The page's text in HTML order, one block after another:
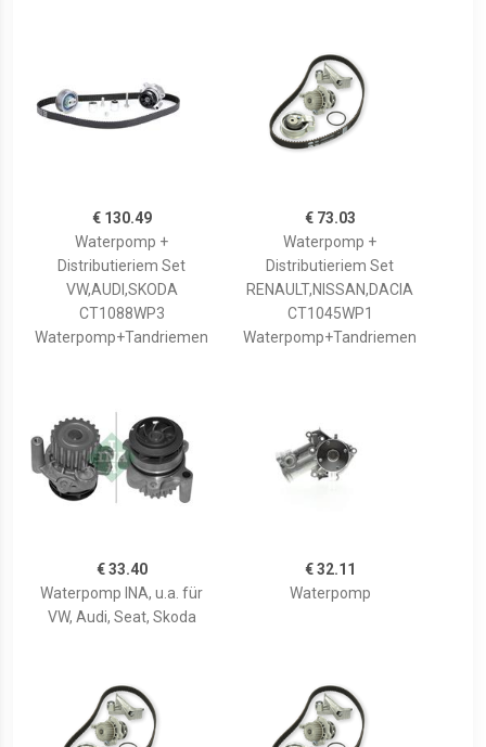
€ 130.49
Waterpomp +
Distributieriem Set
VW,AUDI,SKODA
CT1088WP3
Waterpomp+Tandriemen
€ 73.03
Waterpomp +
Distributieriem Set
RENAULT,NISSAN,DACIA
CT1045WP1
Waterpomp+Tandriemen
€ 33.40
Waterpomp INA, u.a. für
VW, Audi, Seat, Skoda
€ 32.11
Waterpomp